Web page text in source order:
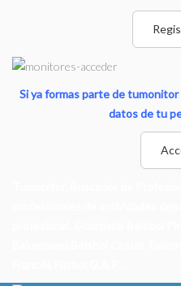
Si ya formas parte de
datos de tu